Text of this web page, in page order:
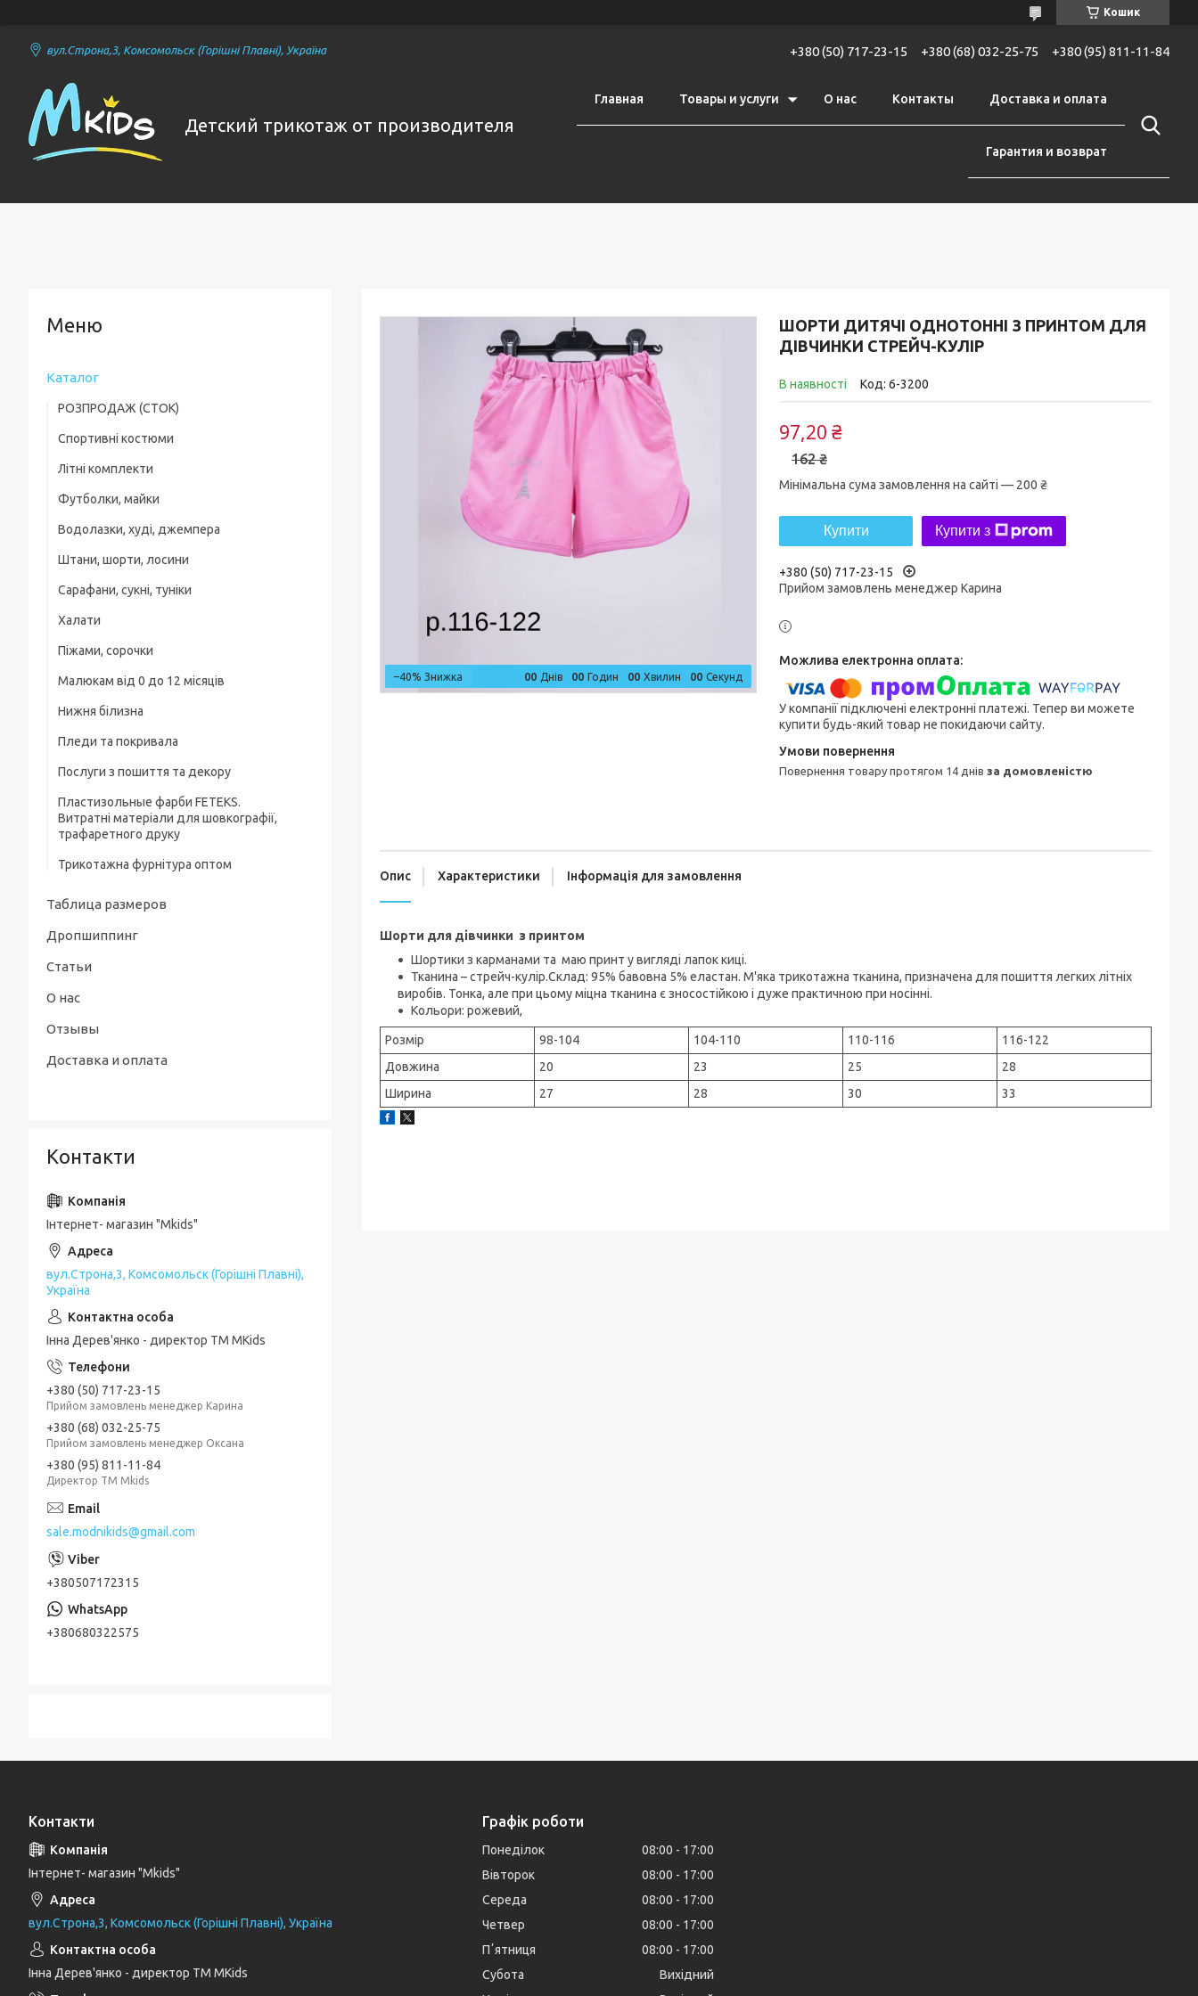
Кошик
вул.Строна,3, Комсомольск (Горішні Плавні), Україна +380 (50) 717-23-15 +380 (68) 032-25-75 +380 (95) 811-11-84
Детский трикотаж от производителя
Главная Товары и услуги О нас Контакты Доставка и оплата
Гарантия и возврат
ШОРТИ ДИТЯЧІ ОДНОТОННІ З ПРИНТОМ ДЛЯ
ДІВЧИНКИ СТРЕЙЧ-КУЛІР
В наявності Код: 6-3200
162 ₴
97,20 ₴
Мінімальна сума замовлення на сайті — 200 ₴
Купити Купити з
+380 (50) 717-23-15
Прийом замовлень менеджер Карина
У компанії підключені електронні платежі. Тепер ви можете
купити будь-який товар не покидаючи сайту.
повернення товару протягом 14 днів за домовленістю
–40% 00 Днів 00 Годин 00 Хвилин 00 Секунд
Опис Характеристики Інформація для замовлення
Шорти для дівчинки з принтом
Шортики з карманами та маю принт у вигляді лапок киці.
Тканина – стрейч-кулір.Склад: 95% бавовна 5% еластан. М'яка трикотажна тканина, призначена для пошиття легких літніх
виробів. Тонка, але при цьому міцна тканина є зносостійкою і дуже практичною при носінні.
Кольори: рожевий,
Розмір 98-104 104-110 110-116
116-122
Довжина
20 23 25
28
Ширина
27 28 30 33
Каталог
РОЗПРОДАЖ (СТОК)
Футболки
Літні комплекти
Шорти, бріджі, треси
Малюки
Водолазки, худі, джемпера
Костюми
Спортивні костюми
Хлопчикам
Дівчаткам
Літні комплекти
Хлопчикам
Дівчаткам
Футболки, майки
Хлопчикам
Дівчаткам
Водолазки, худі, джемпера
Хлопчикам
Дівчаткам
Штани, шорти, лосини
Спортивні штани та підштанці
Шорти, Бриджі
Лосини, легінси, треси
Сарафани, сукні, туніки
Халати
Піжами, сорочки
Хлопчикам
Дівчаткам
Малюкам від 0 до 12 місяців
Боді для малюків
Комбінезони, сліпи
Ясельні костюми та комплекти
Пісочники, напівкомбінезони
Дитячі сорочечки, кофточки та повзуни
Нижня білизна
Пледи та покривала
Послуги з пошиття та декору
Пластизольные фарби FETEKS.
Витратні матеріали для шовкографії,
трафаретного друку
Трикотажна фурнітура оптом
Таблица размеров
Дропшиппинг
Статьи
О нас
Отзывы
Доставка и оплата
Контакти
Інтернет- магазин "Mkids"
вул.Строна,3, Комсомольск (Горішні Плавні),
Україна
Інна Дерев'янко - директор TM MKids
+380 (50) 717-23-15
Прийом замовлень менеджер Карина
+380 (68) 032-25-75
Прийом замовлень менеджер Оксана
+380 (95) 811-11-84
Директор ТМ Mkids
sale.modnikids@gmail.com
+380507172315
+380680322575
Контакти
Інтернет- магазин "Mkids"
вул.Строна,3, Комсомольск (Горішні Плавні), Україна
Інна Дерев'янко - директор TM MKids
Графік роботи
Понеділок 08:00
17:00
Вівторок
08:00
17:00
Середа
08:00
17:00
Четвер
08:00
17:00
Пʼятниця
08:00
17:00
Субота
Вихідний